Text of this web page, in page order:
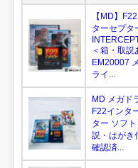
【MD】
ターセプタ
＜箱・取説
EM20007
ライ...
MD メガド
F22インタ
ター ソフ
説・はがき
確認済...